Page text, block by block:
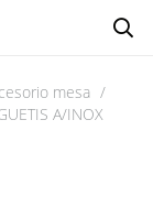
mesa /
A/INOX